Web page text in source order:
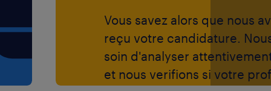
Vous savez alors que nous
reçu votre candidature.
soin d'analyser
et nous verifions si votre